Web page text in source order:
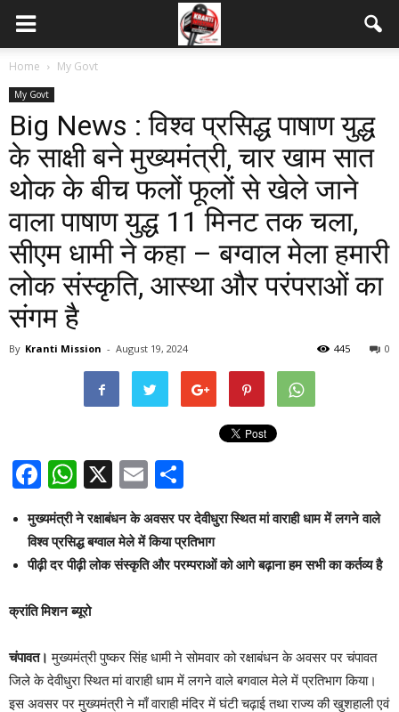
Home My Govt
My Govt
Big News : विश्व प्रसिद्ध पाषाण युद्ध
के साक्षी बने मुख्यमंत्री, चार खाम सात
थोक के बीच फलों फूलों से खेले जाने
वाला पाषाण युद्ध 11 मिनट तक चला,
सीएम धामी ने कहा – बग्वाल मेला हमारी
लोक संस्कृति, आस्था और परंपराओं का
संगम है
By Kranti Mission - August 19, 2024 0
445
Facebook
WhatsApp
X Email
मुख्यमंत्री ने रक्षाबंधन के अवसर पर देवीधुरा स्थित मां वाराही धाम में लगने वाले
विश्व प्रसिद्ध बग्वाल मेले में किया प्रतिभाग
पीढ़ी दर पीढ़ी लोक संस्कृति और परम्पराओं को आगे बढ़ाना हम सभी का कर्तव्य है
क्रांति मिशन ब्यूरो
चंपावत। मुख्यमंत्री पुष्कर सिंह धामी ने सोमवार को रक्षाबंधन के अवसर पर चंपावत
जिले के देवीधुरा स्थित मां वाराही धाम में लगने वाले बगवाल मेले में प्रतिभाग किया।
इस अवसर पर मुख्यमंत्री ने माँ वाराही मंदिर में घंटी चढ़ाई तथा राज्य की खुशहाली एवं